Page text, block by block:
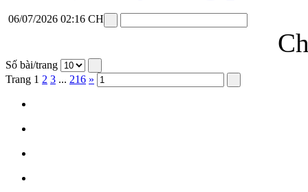
06/07/2026 02:16 CH
Số bài/trang
Trang 1 2 3 ... 216 »